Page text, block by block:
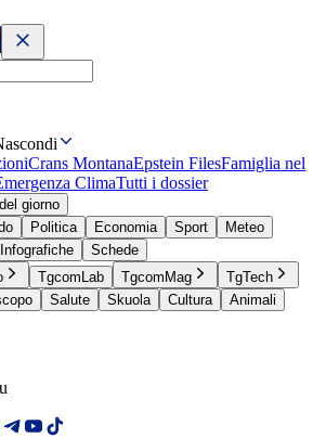
Crans MontanaEpstein FilesFamiglia nel
ClimaTutti i dossier
giorno
Politica Economia Sport
Meteo
Infografiche
Schede
TgcomLab TgcomMag
TgTech
Salute Skuola Cultura
Animali